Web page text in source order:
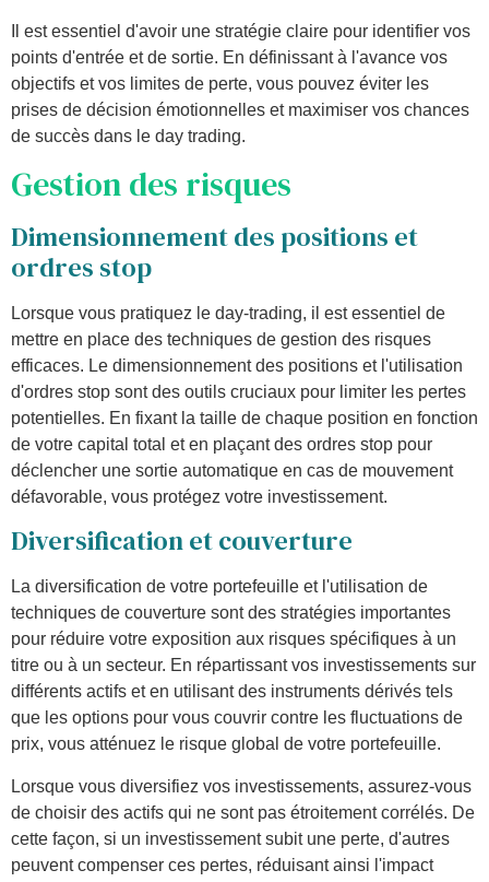
Il est essentiel d'avoir une stratégie claire pour identifier vos
points d'entrée et de sortie. En définissant à l'avance vos
objectifs et vos limites de perte, vous pouvez éviter les
prises de décision émotionnelles et maximiser vos chances
de succès dans le day trading.
Gestion des risques
Dimensionnement des positions et
ordres stop
Lorsque vous pratiquez le day-trading, il est essentiel de
mettre en place des techniques de gestion des risques
efficaces. Le dimensionnement des positions et l'utilisation
d'ordres stop sont des outils cruciaux pour limiter les pertes
potentielles. En fixant la taille de chaque position en fonction
de votre capital total et en plaçant des ordres stop pour
déclencher une sortie automatique en cas de mouvement
défavorable, vous protégez votre investissement.
Diversification et couverture
La diversification de votre portefeuille et l'utilisation de
techniques de couverture sont des stratégies importantes
pour réduire votre exposition aux risques spécifiques à un
titre ou à un secteur. En répartissant vos investissements sur
différents actifs et en utilisant des instruments dérivés tels
que les options pour vous couvrir contre les fluctuations de
prix, vous atténuez le risque global de votre portefeuille.
Lorsque vous diversifiez vos investissements, assurez-vous
de choisir des actifs qui ne sont pas étroitement corrélés. De
cette façon, si un investissement subit une perte, d'autres
peuvent compenser ces pertes, réduisant ainsi l'impact